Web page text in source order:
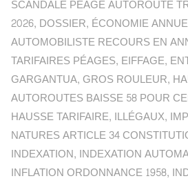
SCANDALE PÉAGE AUTOROUTE
2026, DOSSIER, ÉCONOMIE
AUTOMOBILISTE RECOURS EN
TARIFAIRES PÉAGES, EIFFAGE,
GARGANTUA, GROS ROULEUR,
AUTOROUTES BAISSE 58 POUR
HAUSSE TARIFAIRE, ILLÉGAUX,
NATURES ARTICLE 34
INDEXATION, INDEXATION
INFLATION ORDONNANCE 1958,